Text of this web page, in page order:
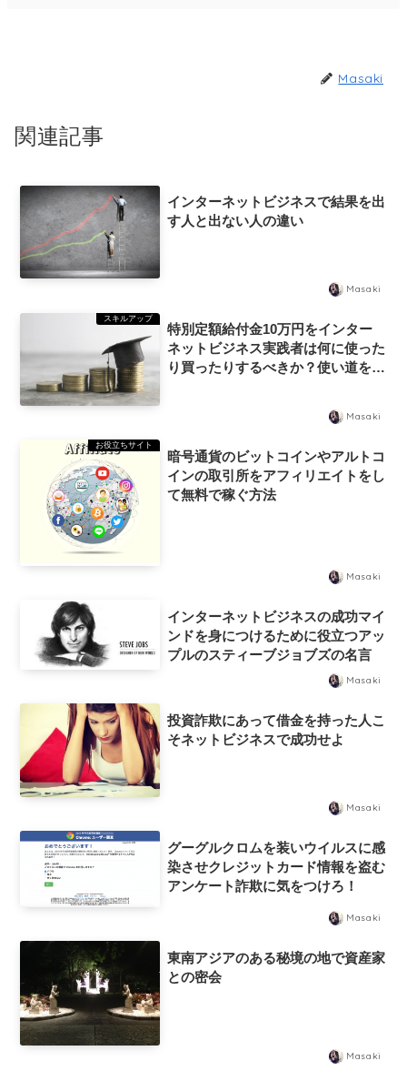
Masaki
関連記事
インターネットビジネスで結果を出
す人と出ない人の違い
Masaki
スキルアップ
特別定額給付金10万円をインター
ネットビジネス実践者は何に使った
り買ったりするべきか？使い道を考
Masaki
お役立ちサイト
暗号通貨のビットコインやアルトコ
インの取引所をアフィリエイトをし
て無料で稼ぐ方法
Masaki
インターネットビジネスの成功マイ
ンドを身につけるために役立つアッ
プルのスティーブジョブズの名言
Masaki
投資詐欺にあって借金を持った人こ
そネットビジネスで成功せよ
Masaki
グーグルクロムを装いウイルスに感
染させクレジットカード情報を盗む
アンケート詐欺に気をつけろ！
Masaki
東南アジアのある秘境の地で資産家
との密会
Masaki